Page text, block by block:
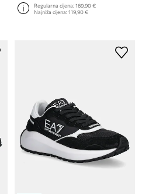
Regularna cijena:169,90 €
Najniža cijena:119,90 €